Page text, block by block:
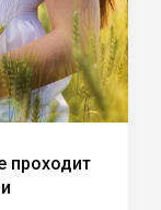
проходит